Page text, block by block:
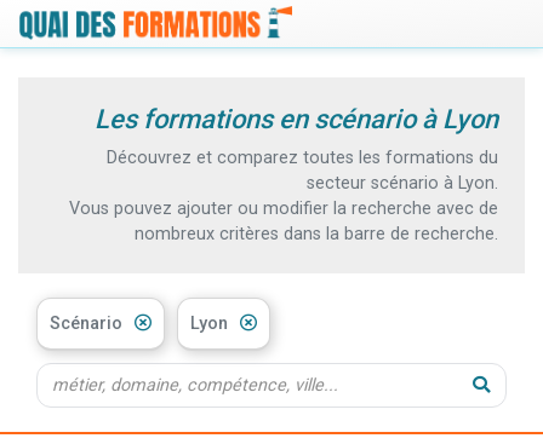
Les formations en scénario à Lyon
Découvrez et comparez toutes les formations du
secteur scénario à Lyon.
Vous pouvez ajouter ou modifier la recherche avec de
nombreux critères dans la barre de recherche.
Scénario Lyon